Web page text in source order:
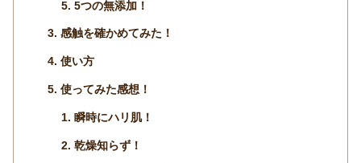
5つの無添加！
感触を確かめてみた！
使い方
使ってみた感想！
瞬時にハリ肌！
乾燥知らず！